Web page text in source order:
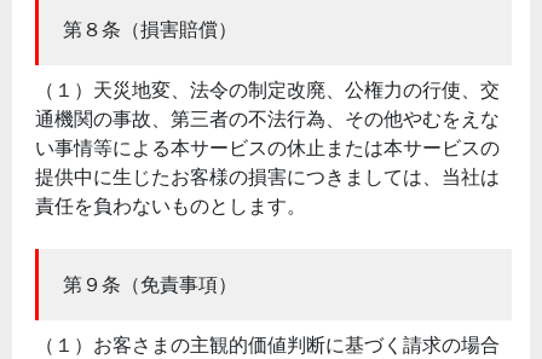
第８条（損害賠償）
（１）天災地変、法令の制定改廃、公権力の行使、交
通機関の事故、第三者の不法行為、その他やむをえな
い事情等による本サービスの休止または本サービスの
提供中に生じたお客様の損害につきましては、当社は
責任を負わないものとします。
第９条（免責事項）
（１）お客さまの主観的価値判断に基づく請求の場合